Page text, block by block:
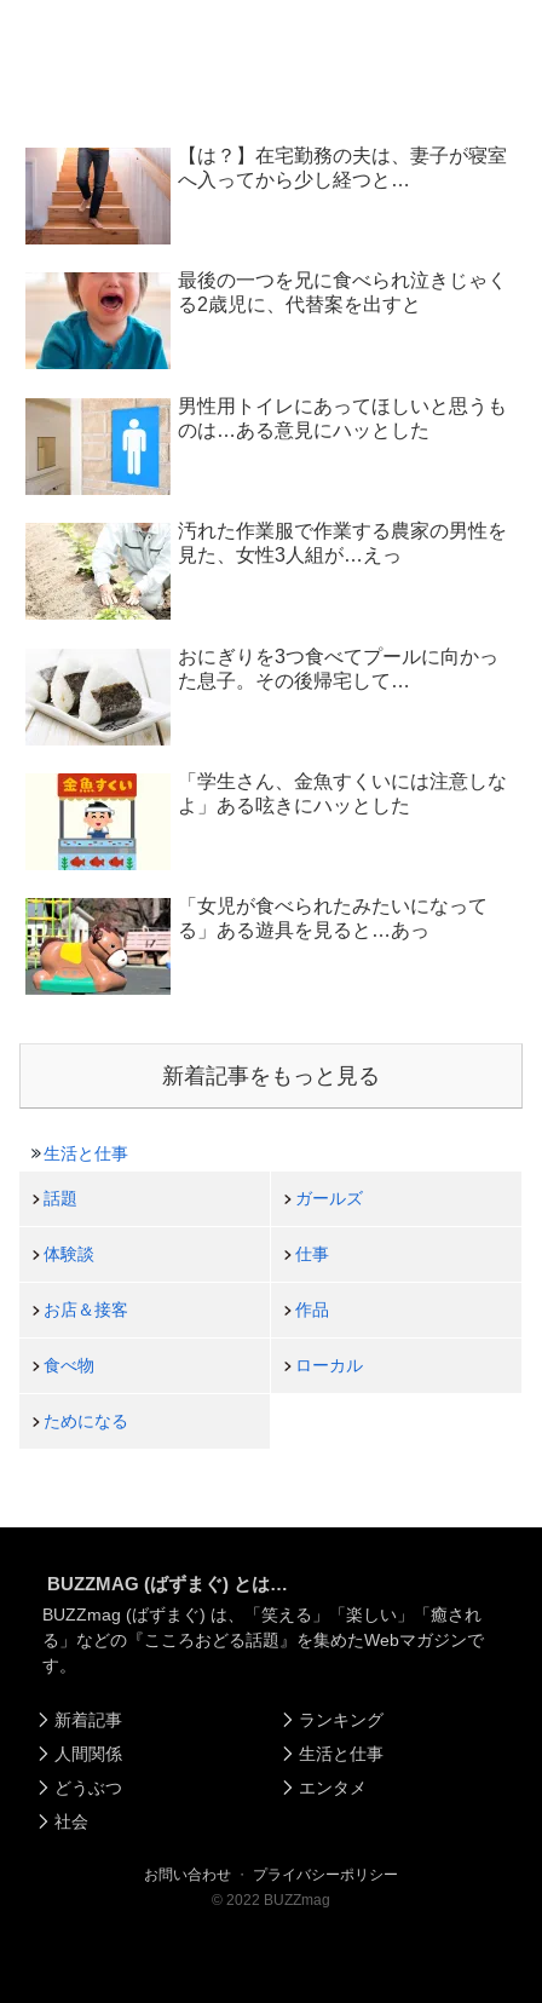
【は？】在宅勤務の夫は、妻子が寝室
へ入ってから少し経つと…
最後の一つを兄に食べられ泣きじゃく
る2歳児に、代替案を出すと
男性用トイレにあってほしいと思うも
のは…ある意見にハッとした
汚れた作業服で作業する農家の男性を
見た、女性3人組が…えっ
おにぎりを3つ食べてプールに向かっ
た息子。その後帰宅して…
「学生さん、金魚すくいには注意しな
よ」ある呟きにハッとした
「女児が食べられたみたいになって
る」ある遊具を見ると…あっ
新着記事をもっと見る
生活と仕事
話題 ガールズ
体験談 仕事
お店＆接客 作品
食べ物 ローカル
ためになる
BUZZMAG (ばずまぐ) とは…
BUZZmag (ばずまぐ) は、「笑える」「楽しい」「癒され
る」などの『こころおどる話題』を集めたWebマガジンで
す。
新着記事
人間関係
どうぶつ
社会
ランキング
生活と仕事
エンタメ
お問い合わせ ・ プライバシーポリシー
© 2022 BUZZmag